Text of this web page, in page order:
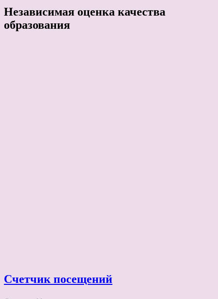
Независимая оценка качества
образования
Счетчик посещений